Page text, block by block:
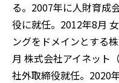
る。2007年に人財育成
役に就任。2012年8月
ングをドメインとする
月 株式会社アイネット
社外取締役就任。2020